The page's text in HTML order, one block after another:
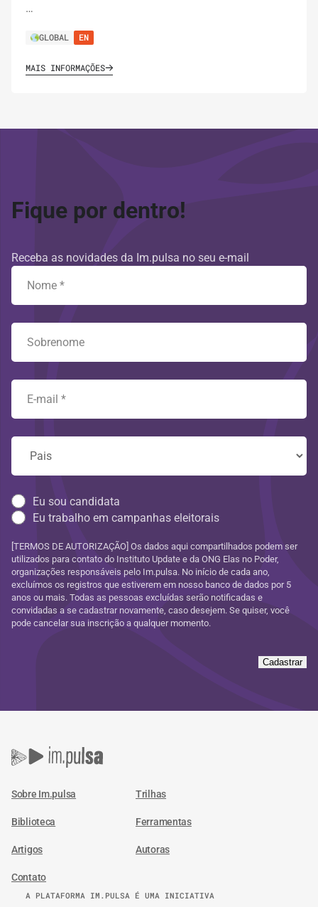
…
GLOBAL EN
MAIS INFORMAÇÕES
Fique por dentro!
Receba as novidades da Im.pulsa no seu e-mail
Eu sou candidata
Eu trabalho em campanhas eleitorais
[TERMOS DE AUTORIZAÇÃO] Os dados aqui compartilhados podem ser
utilizados para contato do Instituto Update e da ONG Elas no Poder,
organizações responsáveis pelo Im.pulsa. No início de cada ano,
excluímos os registros que estiverem em nosso banco de dados por 5
anos ou mais. Todas as pessoas excluídas serão notificadas e
convidadas a se cadastrar novamente, caso desejem. Se quiser, você
pode cancelar sua inscrição a qualquer momento.
Cadastrar
Sobre Im.pulsa Trilhas
Biblioteca Ferramentas
Artigos Autoras
Contato
A PLATAFORMA IM.PULSA É UMA INICIATIVA